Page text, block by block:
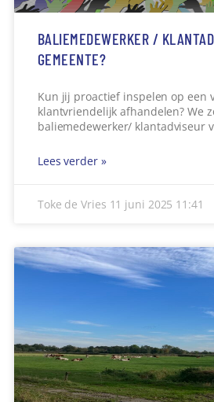
BALIEMEDEWERKER /
GEMEENTE?
Kun jij proactief inspelen op een
klantvriendelijk afhandelen? We
baliemedewerker/ klantadviseur
Lees verder »
Toke de Vries 11 juni 2025 11:41